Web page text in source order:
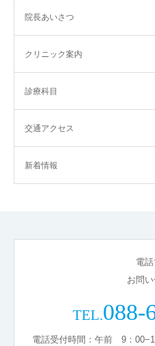
院長あいさつ
クリニック案内
診療科目
交通アクセス
新着情報
電
お問
TEL.088-
電話受付時間：午前 9：